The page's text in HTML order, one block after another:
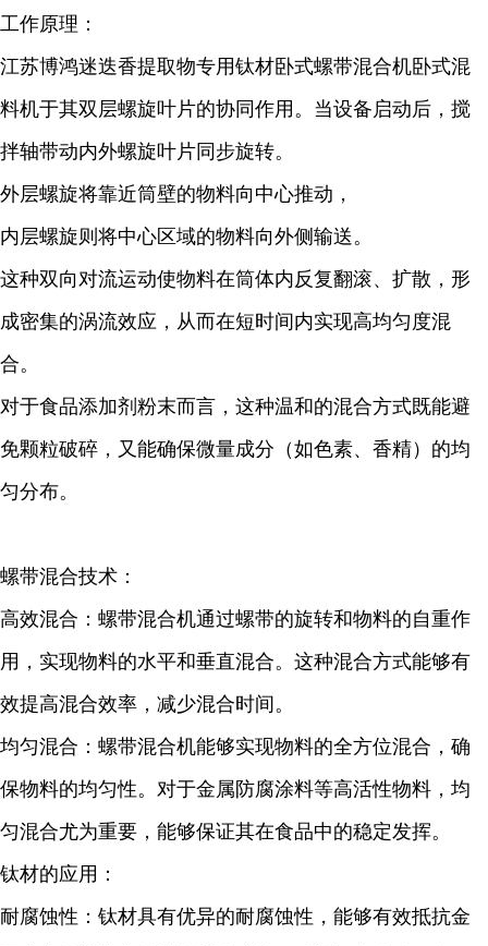
工作原理：
江苏博鸿迷迭香提取物专用钛材卧式螺带混合机卧式混
料机于其双层螺旋叶片的协同作用。当设备启动后，搅
拌轴带动内外螺旋叶片同步旋转。
外层螺旋将靠近筒壁的物料向中心推动，
内层螺旋则将中心区域的物料向外侧输送。
这种双向对流运动使物料在筒体内反复翻滚、扩散，形
成密集的涡流效应，从而在短时间内实现高均匀度混
合。
对于食品添加剂粉末而言，这种温和的混合方式既能避
免颗粒破碎，又能确保微量成分（如色素、香精）的均
匀分布。
螺带混合技术：
高效混合：螺带混合机通过螺带的旋转和物料的自重作
用，实现物料的水平和垂直混合。这种混合方式能够有
效提高混合效率，减少混合时间。
均匀混合：螺带混合机能够实现物料的全方位混合，确
保物料的均匀性。对于金属防腐涂料等高活性物料，均
匀混合尤为重要，能够保证其在食品中的稳定发挥。
钛材的应用：
耐腐蚀性：钛材具有优异的耐腐蚀性，能够有效抵抗金